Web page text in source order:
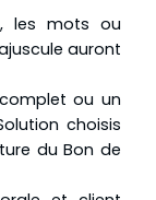
les mots ou
auront
ou un
choisis
du Bon de